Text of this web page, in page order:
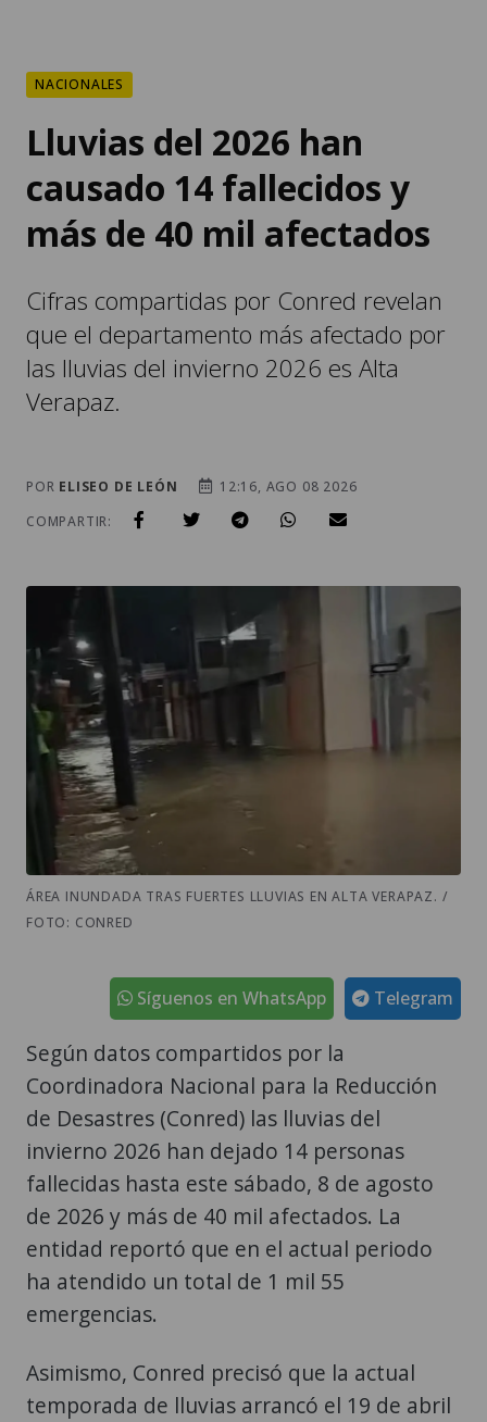
NACIONALES
Lluvias del 2026 han
causado 14 fallecidos y
más de 40 mil afectados
Cifras compartidas por Conred revelan
que el departamento más afectado por
las lluvias del invierno 2026 es Alta
Verapaz.
POR ELISEO DE LEÓN
12:16, AGO 08 2026
COMPARTIR:
ÁREA INUNDADA TRAS FUERTES LLUVIAS EN ALTA VERAPAZ. /
FOTO: CONRED
Telegram
Síguenos en WhatsApp
Según datos compartidos por la
Coordinadora Nacional para la Reducción
de Desastres (Conred) las lluvias del
invierno 2026 han dejado 14 personas
fallecidas hasta este sábado, 8 de agosto
de 2026 y más de 40 mil afectados. La
entidad reportó que en el actual periodo
ha atendido un total de 1 mil 55
emergencias.
Asimismo, Conred precisó que la actual
temporada de lluvias arrancó el 19 de abril